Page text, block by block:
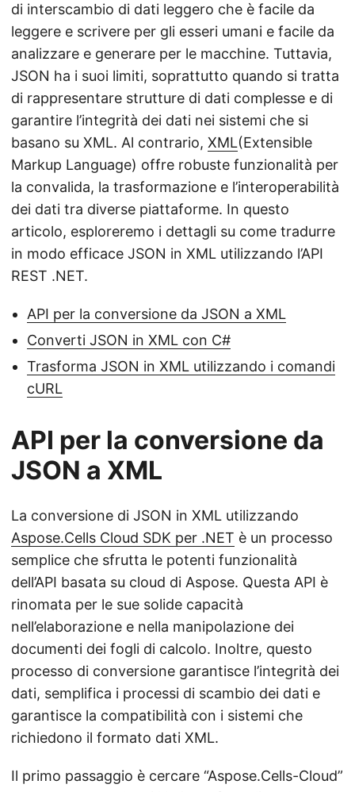
di interscambio di dati leggero che è facile da
leggere e scrivere per gli esseri umani e facile da
analizzare e generare per le macchine. Tuttavia,
JSON ha i suoi limiti, soprattutto quando si tratta
di rappresentare strutture di dati complesse e di
garantire l’integrità dei dati nei sistemi che si
basano su XML. Al contrario, XML(Extensible
Markup Language) offre robuste funzionalità per
la convalida, la trasformazione e l’interoperabilità
dei dati tra diverse piattaforme. In questo
articolo, esploreremo i dettagli su come tradurre
in modo efficace JSON in XML utilizzando l’API
REST .NET.
API per la conversione da JSON a XML
Converti JSON in XML con C#
Trasforma JSON in XML utilizzando i comandi
cURL
API per la conversione da
JSON a XML
La conversione di JSON in XML utilizzando
Aspose.Cells Cloud SDK per .NET è un processo
semplice che sfrutta le potenti funzionalità
dell’API basata su cloud di Aspose. Questa API è
rinomata per le sue solide capacità
nell’elaborazione e nella manipolazione dei
documenti dei fogli di calcolo. Inoltre, questo
processo di conversione garantisce l’integrità dei
dati, semplifica i processi di scambio dei dati e
garantisce la compatibilità con i sistemi che
richiedono il formato dati XML.
Il primo passaggio è cercare “Aspose.Cells-Cloud”